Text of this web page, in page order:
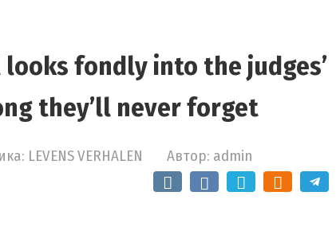
fondly into the judges’
they’ll never forget
LEVENS VERHALEN Автор: admin